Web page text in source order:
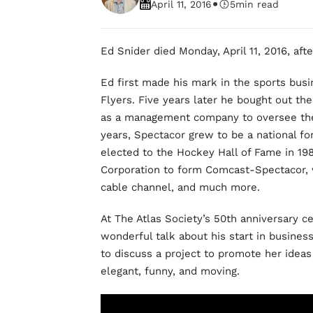
April 11, 2016• 5min read
Ed Snider died Monday, April 11, 2016,
Ed first made his mark in the sports
Flyers. Five years later he bought out
as a management company to oversee
years, Spectacor grew to be a national
elected to the Hockey Hall of Fame in
Corporation to form Comcast-
cable channel, and much more.
At The Atlas Society’s 50th anniversary
wonderful talk about his start in
to discuss a project to promote her
elegant, funny, and moving.